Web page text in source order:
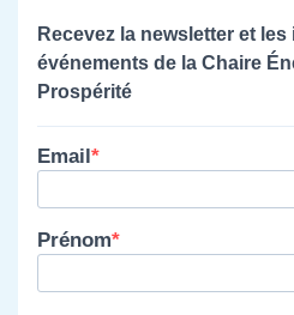
Recevez la newsletter et
événements de la Chaire
Prospérité
Email
Prénom